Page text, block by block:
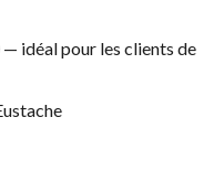
— idéal pour les clients de